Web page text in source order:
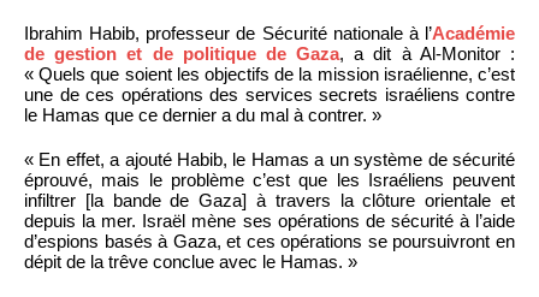
Ibrahim Habib, professeur de Sécurité nationale à l’Académie
de gestion et de politique de Gaza, a dit à Al-Monitor :
« Quels que soient les objectifs de la mission israélienne, c’est
une de ces opérations des services secrets israéliens contre
le Hamas que ce dernier a du mal à contrer. »
« En effet, a ajouté Habib, le Hamas a un système de sécurité
éprouvé, mais le problème c’est que les Israéliens peuvent
infiltrer [la bande de Gaza] à travers la clôture orientale et
depuis la mer. Israël mène ses opérations de sécurité à l’aide
d’espions basés à Gaza, et ces opérations se poursuivront en
dépit de la trêve conclue avec le Hamas. »